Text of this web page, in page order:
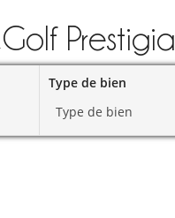
Prestigia
Type de bien
Type de bien